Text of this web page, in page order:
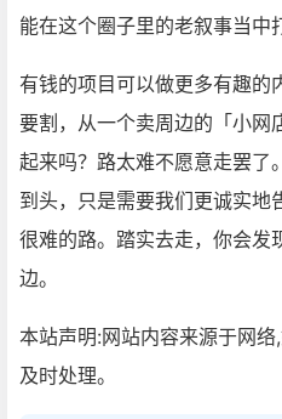
能在这个圈子里的老叙事当中
有钱的项目可以做更多有趣的
要割，从一个卖周边的「小网
起来吗？路太难不愿意走罢了
到头，只是需要我们更诚实
很难的路。踏实去走，你会发
边。
本站声明:网站内容来源于网
及时处理。